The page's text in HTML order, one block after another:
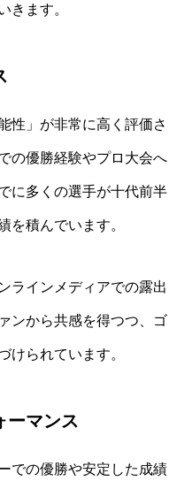
きます。
性」が非常に高く評価さ
の優勝経験やプロ大会へ
に多くの選手が十代前半
を積んでいます。
ラインメディアでの露出
ンから共感を得つつ、ゴ
けられています。
ーマンス
での優勝や安定した成績